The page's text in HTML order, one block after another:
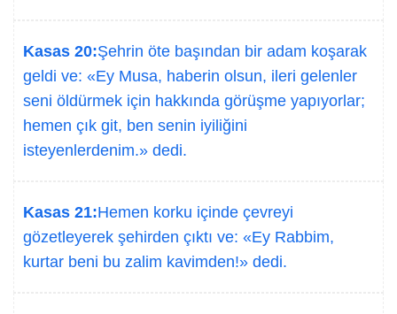
Kasas 20:Şehrin öte başından bir adam koşarak
geldi ve: «Ey Musa, haberin olsun, ileri gelenler
seni öldürmek için hakkında görüşme yapıyorlar;
hemen çık git, ben senin iyiliğini
isteyenlerdenim.» dedi.
Kasas 21:Hemen korku içinde çevreyi
gözetleyerek şehirden çıktı ve: «Ey Rabbim,
kurtar beni bu zalim kavimden!» dedi.